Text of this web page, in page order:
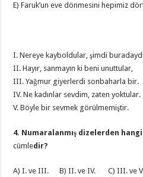
E) Faruk’un eve dönmesini hepimiz
I. Nereye kayboldular, şimdi
II. Hayır, sanmayın ki beni unuttular,
III. Yağmur giyerlerdi sonbaharla bir.
IV. Ne kadınlar sevdim, zaten yoktular.
V. Böyle bir sevmek görülmemiştir.
4. Numaralanmış dizelerden
cümledir?
A) I. ve III. B) II. ve IV. C) III. ve